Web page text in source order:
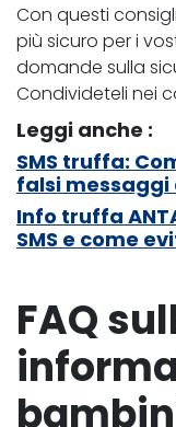
Con questi
più sicuro per i
domande sulla
Condivideteli nei
Leggi anche :
SMS truffa:
falsi messaggi
Info truffa
SMS e come
FAQ